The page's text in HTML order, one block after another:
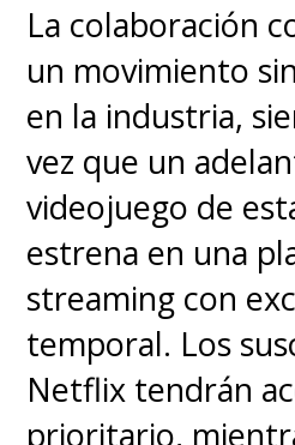
La colaboración
un movimiento
en la industria,
vez que un
videojuego de
estrena en una
streaming con
temporal. Los
Netflix tendrán
prioritario,